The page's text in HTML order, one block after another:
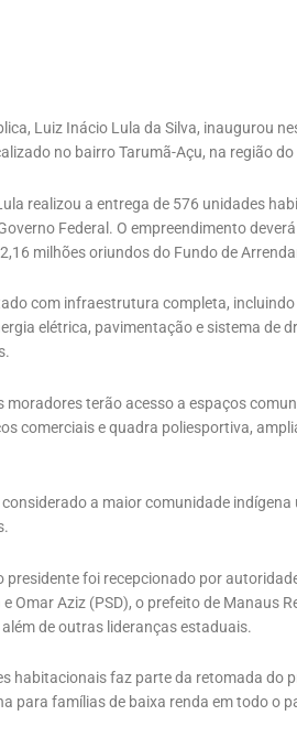
Luiz Inácio Lula da Silva, inaugurou
no bairro Tarumã-Açu, na região
realizou a entrega de 576 unidades
Federal. O empreendimento
milhões oriundos do Fundo de
com infraestrutura completa,
elétrica, pavimentação e sistema de
moradores terão acesso a espaços
comerciais e quadra poliesportiva,
considerado a maior comunidade
presidente foi recepcionado por
Omar Aziz (PSD), o prefeito de Manaus
de outras lideranças estaduais.
habitacionais faz parte da retomada do
para famílias de baixa renda em todo o